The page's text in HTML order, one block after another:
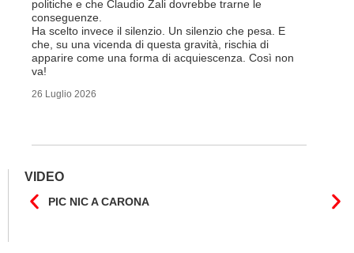
politiche e che Claudio Zali dovrebbe trarne le
conseguenze.
Ha scelto invece il silenzio. Un silenzio che pesa. E
che, su una vicenda di questa gravità, rischia di
apparire come una forma di acquiescenza. Così non
va!
26 Luglio 2026
VIDEO
PIC NIC A CARONA
IL